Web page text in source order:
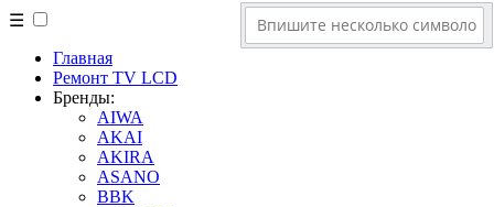
☰
Главная
Ремонт TV LCD
Бренды:
AIWA
AKAI
AKIRA
ASANO
BBK